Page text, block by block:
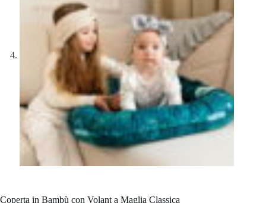
Coperta in Bambù con Volant a Maglia Classica